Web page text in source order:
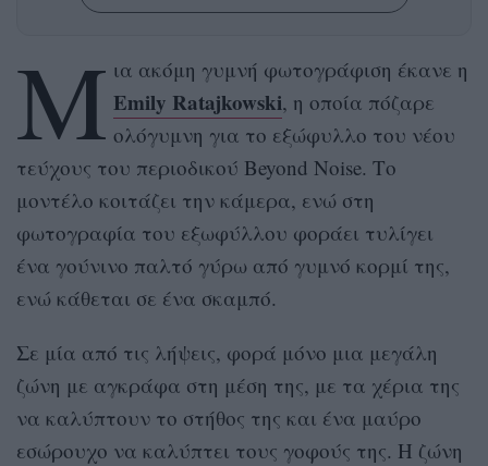
Μ ια ακόμη γυμνή φωτογράφιση έκανε η
Emily Ratajkowski, η οποία πόζαρε
ολόγυμνη για το εξώφυλλο του νέου
τεύχους του περιοδικού Beyond Noise. Το
μοντέλο κοιτάζει την κάμερα, ενώ στη
φωτογραφία του εξωφύλλου φοράει τυλίγει
ένα γούνινο παλτό γύρω από γυμνό κορμί της,
ενώ κάθεται σε ένα σκαμπό.
Σε μία από τις λήψεις, φορά μόνο μια μεγάλη
ζώνη με αγκράφα στη μέση της, με τα χέρια της
να καλύπτουν το στήθος της και ένα μαύρο
εσώρουχο να καλύπτει τους γοφούς της. Η ζώνη